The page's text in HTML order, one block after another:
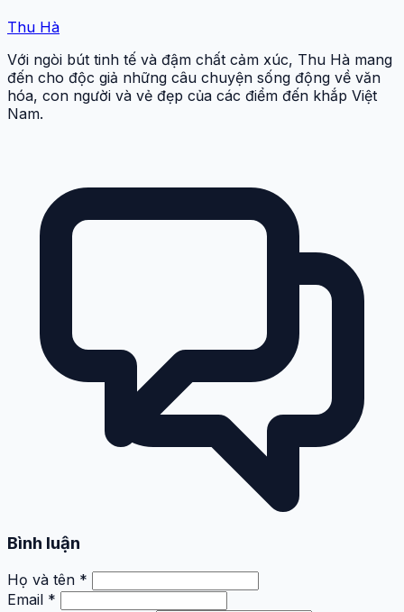
Thu Hà
Với ngòi bút tinh tế và đậm chất cảm xúc, Thu Hà mang
đến cho độc giả những câu chuyện sống động về văn
hóa, con người và vẻ đẹp của các điểm đến khắp Việt
Nam.
Bình luận
Họ và tên *
Email *